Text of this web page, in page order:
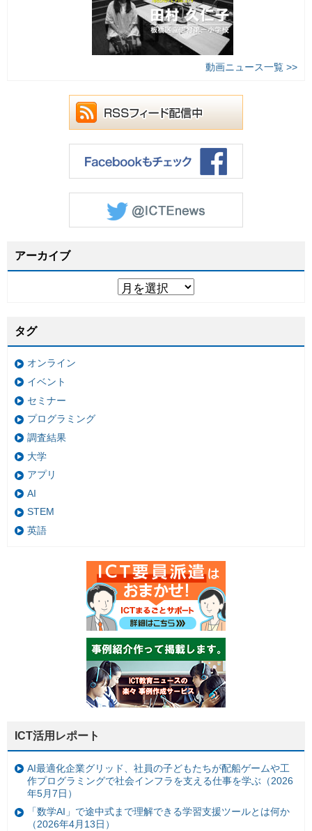
動画ニュース一覧 >>
アーカイブ
タグ
オンライン
イベント
セミナー
プログラミング
調査結果
大学
アプリ
AI
STEM
英語
ICT活用レポート
AI最適化企業グリッド、社員の子どもたちが配船ゲームや工
作プログラミングで社会インフラを支える仕事を学ぶ（2026
年5月7日）
「数学AI」で途中式まで理解できる学習支援ツールとは何か
（2026年4月13日）